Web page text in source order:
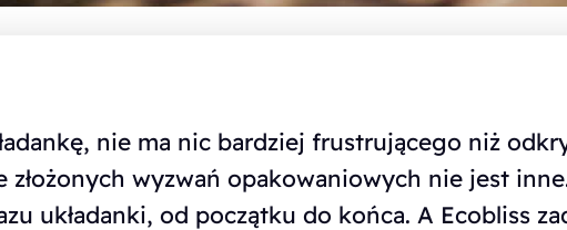
nie ma nic bardziej frustrującego niż
wyzwań opakowaniowych nie jest
układanki, od początku do końca. A Ecobliss